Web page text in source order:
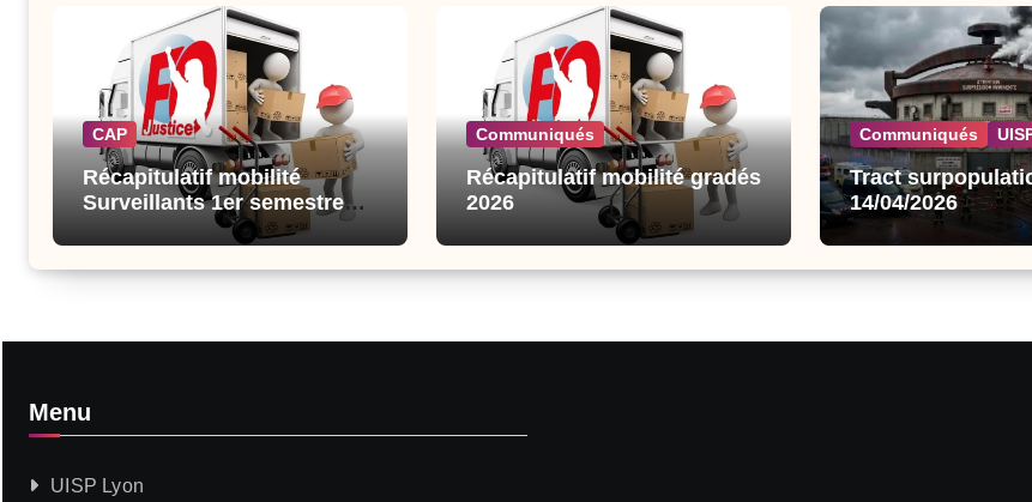
CAP
Récapitulatif mobilité
Surveillants 1er semestre
Communiqués
Récapitulatif mobilité gradés
2026
Communiqués
Tract
14/04/2026
Menu
UISP Lyon